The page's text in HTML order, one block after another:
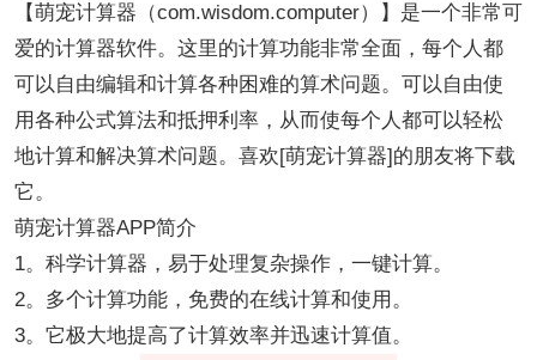
【萌宠计算器（com.wisdom.computer）】是一个非常可
爱的计算器软件。这里的计算功能非常全面，每个人都
可以自由编辑和计算各种困难的算术问题。可以自由使
用各种公式算法和抵押利率，从而使每个人都可以轻松
地计算和解决算术问题。喜欢[萌宠计算器]的朋友将下载
它。
萌宠计算器APP简介
1。科学计算器，易于处理复杂操作，一键计算。
2。多个计算功能，免费的在线计算和使用。
3。它极大地提高了计算效率并迅速计算值。